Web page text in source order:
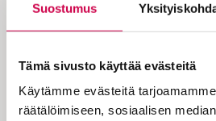
Suostumus
Tämä sivusto käyttää evästeitä
Käytämme evästeitä
räätälöimiseen, sosiaalisen
murehtiessani, miten
helpottaa. Elämässä on
jumiin ja katkeroituu, elämä
hukkaan.